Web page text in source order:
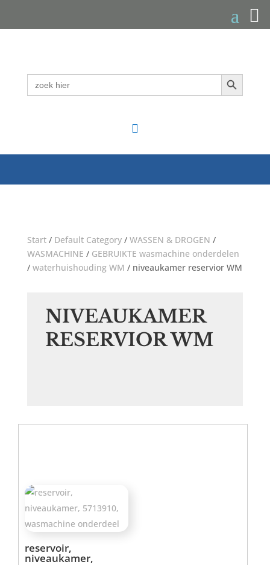
Zoek
naar:
Zoekknop

Start/ Default Category/ WASSEN & DROGEN /
WASMACHINE / GEBRUIKTE wasmachine onderdelen
/ waterhuishouding WM / niveaukamer reservior WM
NIVEAUKAMER
RESERVIOR WM
reservoir,
niveaukamer,